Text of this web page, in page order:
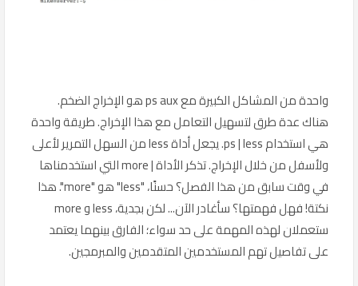
واحدة من المشاكل الكبيرة مع ps aux هو الإخراج الضخم.
هناك عدة طرق لتسهيل التعامل مع هذا الإخراج. طريقة واحدة
هي استخدام ps | less. يجعل أداة less من السهل التمرير لأعلى
ولأسفل من خلال الإخراج. تذكر الأداة | more التي استخدمناها
في وقت سابق من هذا الفصل؟ حسنًا، "less" هو "more". هذا
نكتة! فهل فهمتها؟ سأغادر الآن... لكن بجدية، less و more
ستعملان لهذه المهمة على حد سواء؛ الفارق بينهما يعتمد
على تفاصيل تهم المستخدمين المتقدمين والمبرمجين.